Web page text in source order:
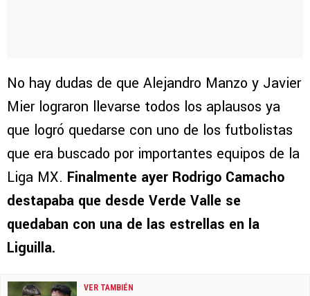
No hay dudas de que Alejandro Manzo y Javier
Mier lograron llevarse todos los aplausos ya
que logró quedarse con uno de los futbolistas
que era buscado por importantes equipos de la
Liga MX. Finalmente ayer Rodrigo Camacho
destapaba que desde Verde Valle se
quedaban con una de las estrellas en la
Liguilla.
VER TAMBIÉN